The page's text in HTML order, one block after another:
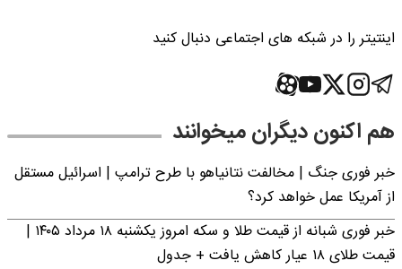
اینتیتر را در شبکه های اجتماعی دنبال کنید
هم اکنون دیگران میخوانند
خبر فوری جنگ | مخالفت نتانیاهو با طرح ترامپ | اسرائیل مستقل
از آمریکا عمل خواهد کرد؟
خبر فوری شبانه از قیمت طلا و سکه امروز یکشنبه ۱۸ مرداد ۱۴۰۵ |
قیمت طلای ۱۸ عیار کاهش یافت + جدول